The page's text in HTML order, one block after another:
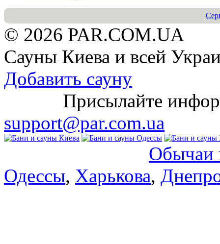
© 2026 PAR.COM.UA
Сауны Киева и всей
Добавить сауну
Присылайте
support@par.com.ua
Обычаи
Одессы, Харькова,